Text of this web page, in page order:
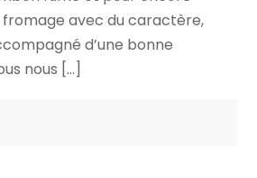
fromage avec du caractère,
d’une bonne
nous […]